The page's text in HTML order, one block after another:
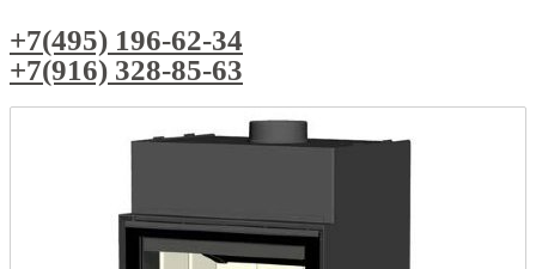
+7(495) 196-62-34
+7(916) 328-85-63